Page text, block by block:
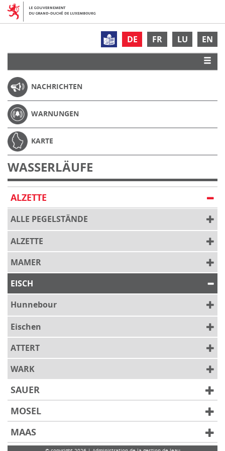
DE FR LU EN
NACHRICHTEN
WARNUNGEN
KARTE
WASSERLÄUFE
ALZETTE
ALLE PEGELSTÄNDE
ALZETTE
MAMER
EISCH
Hunnebour
Eischen
ATTERT
WARK
SAUER
MOSEL
MAAS